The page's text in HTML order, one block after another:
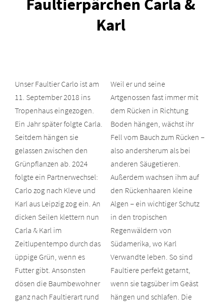
Faultierpärchen Carla &
Karl
Unser Faultier Carlo ist am
11. September 2018 ins
Tropenhaus eingezogen.
Ein Jahr später folgte Carla.
Seitdem hängen sie
gelassen zwischen den
Grünpflanzen ab. 2024
folgte ein Partnerwechsel:
Carlo zog nach Kleve und
Karl aus Leipzig zog ein. An
dicken Seilen klettern nun
Carla & Karl im
Zeitlupentempo durch das
üppige Grün, wenn es
Futter gibt. Ansonsten
dösen die Baumbewohner
ganz nach Faultierart rund
Weil er und seine
Artgenossen fast immer mit
dem Rücken in Richtung
Boden hängen, wächst ihr
Fell vom Bauch zum Rücken –
also andersherum als bei
anderen Säugetieren.
Außerdem wachsen ihm auf
den Rückenhaaren kleine
Algen – ein wichtiger Schutz
in den tropischen
Regenwäldern von
Südamerika, wo Karl
Verwandte leben. So sind
Faultiere perfekt getarnt,
wenn sie tagsüber im Geäst
hängen und schlafen. Die